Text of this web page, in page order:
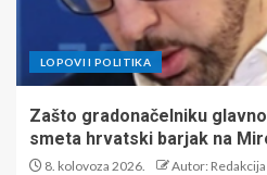
LOPOVI I POLITIKA
Zašto gradonačelniku
smeta hrvatski barjak na
8. kolovoza 2026. Autor: